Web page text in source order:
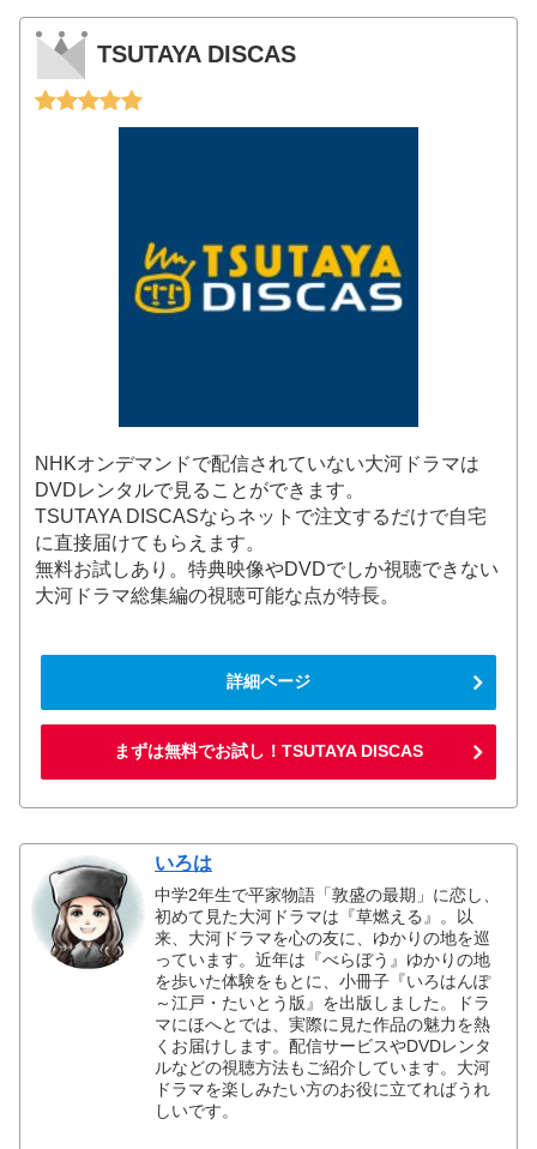
TSUTAYA DISCAS
NHKオンデマンドで配信されていない大河ドラマは
DVDレンタルで見ることができます。
TSUTAYA DISCASならネットで注文するだけで自宅
に直接届けてもらえます。
無料お試しあり。特典映像やDVDでしか視聴できない
大河ドラマ総集編の視聴可能な点が特長。
詳細ページ
まずは無料でお試し！TSUTAYA DISCAS
いろは
中学2年生で平家物語「敦盛の最期」に恋し、
初めて見た大河ドラマは『草燃える』。以
来、大河ドラマを心の友に、ゆかりの地を巡
っています。近年は『べらぼう』ゆかりの地
を歩いた体験をもとに、小冊子『いろはんぽ
～江戸・たいとう版』を出版しました。ドラ
マにほへとでは、実際に見た作品の魅力を熱
くお届けします。配信サービスやDVDレンタ
ルなどの視聴方法もご紹介しています。大河
ドラマを楽しみたい方のお役に立てればうれ
しいです。